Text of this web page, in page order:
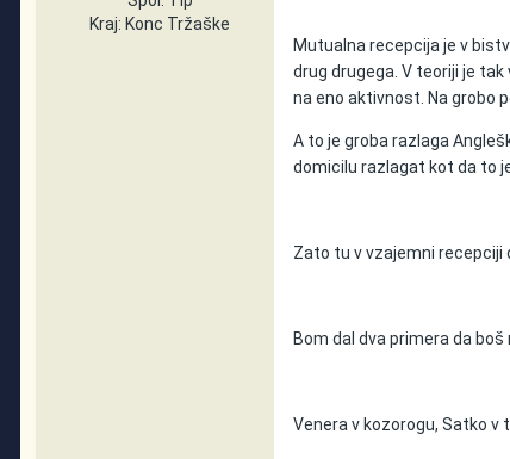
Kraj: Konc Tržaške
Mutualna recepcija je v
drug drugega. V teoriji je
na eno aktivnost. Na grobo
A to je groba razlaga
domicilu razlagat kot da to
Zato tu v vzajemni recepciji
Bom dal dva primera da
Venera v kozorogu, Satko v